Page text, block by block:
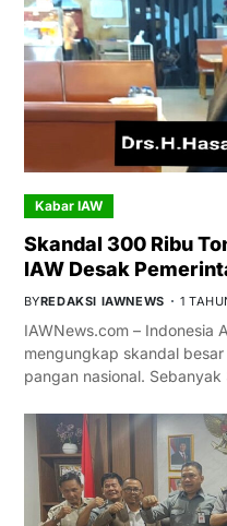
Kabar IAW
Skandal 300 Ribu
IAW Desak
BYREDAKSI IAWNEWS 1
IAWNews.com – Indonesia
mengungkap skandal
pangan nasional.